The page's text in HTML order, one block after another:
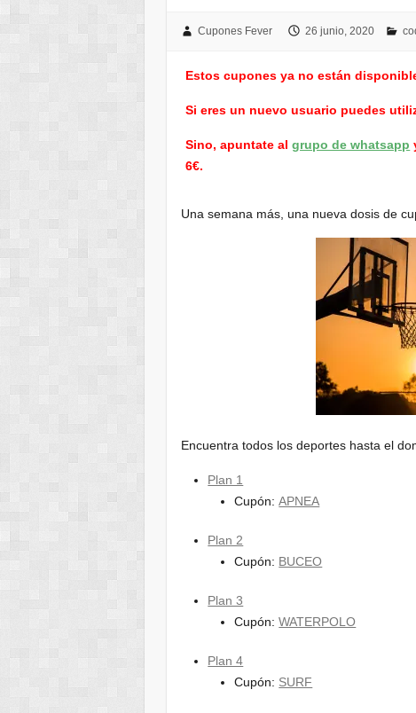
Cupones Fever 26 junio, 2020
Estos cupones ya no están
Si eres un nuevo usuario puedes
Sino, apuntate algrupo de whatsapp
6€.
Una semana más, una nueva dosis de
Encuentra todos los deportes hasta el
Plan 1
Cupón:APNEA
Plan 2
Cupón: BUCEO
Plan 3
Cupón:WATERPOLO
Plan 4
Cupón: SURF